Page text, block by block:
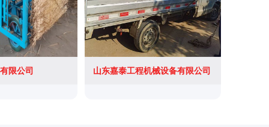
限公司 山东嘉泰工程机械设备有限公司